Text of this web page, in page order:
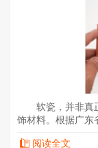
软瓷，并非真正
饰材料。根据广东
阅读全文